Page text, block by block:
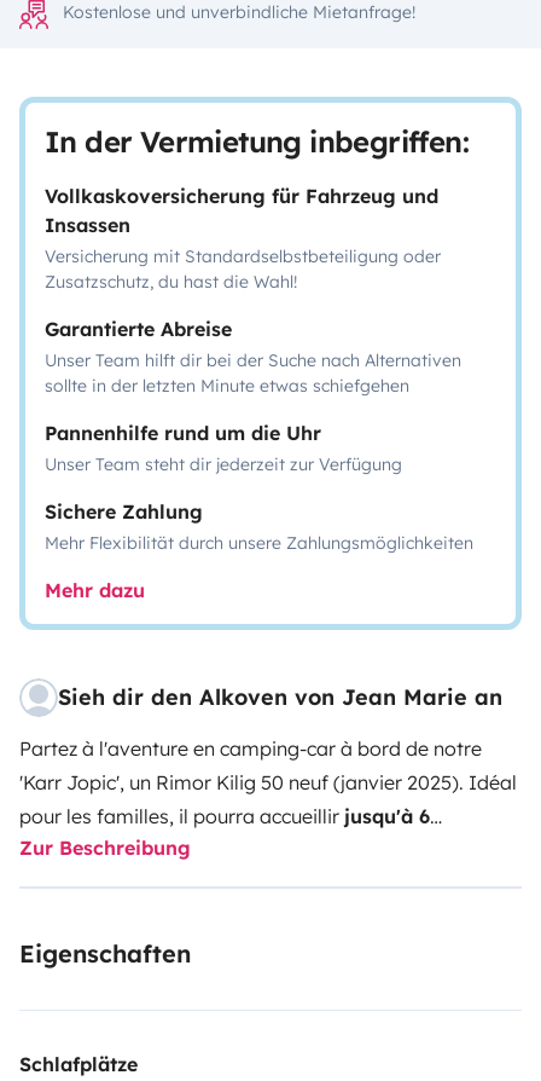
Kostenlose und unverbindliche Mietanfrage!
In der Vermietung inbegriffen:
Vollkaskoversicherung für Fahrzeug und
Insassen
Versicherung mit Standardselbstbeteiligung oder
Zusatzschutz, du hast die Wahl!
Garantierte Abreise
Unser Team hilft dir bei der Suche nach Alternativen
sollte in der letzten Minute etwas schiefgehen
Pannenhilfe rund um die Uhr
Unser Team steht dir jederzeit zur Verfügung
Sichere Zahlung
Mehr Flexibilität durch unsere Zahlungsmöglichkeiten
Mehr dazu
Sieh dir den Alkoven von Jean Marie an
Partez à l'aventure en camping-car à bord de notre
'Karr Jopic', un Rimor Kilig 50 neuf (janvier 2025). Idéal
pour les familles, il pourra accueillir jusqu'à 6
voyageurs.Pour un confort de conduite optimal, la
cabine est équipée de la direction assistée, d'un
d'un autoradio bluetooth. La boîte de vitesses est
lits superposés en 80x220). Le coin cuisine comporte
Zur Beschreibung
Eigenschaften
Schlafplätze